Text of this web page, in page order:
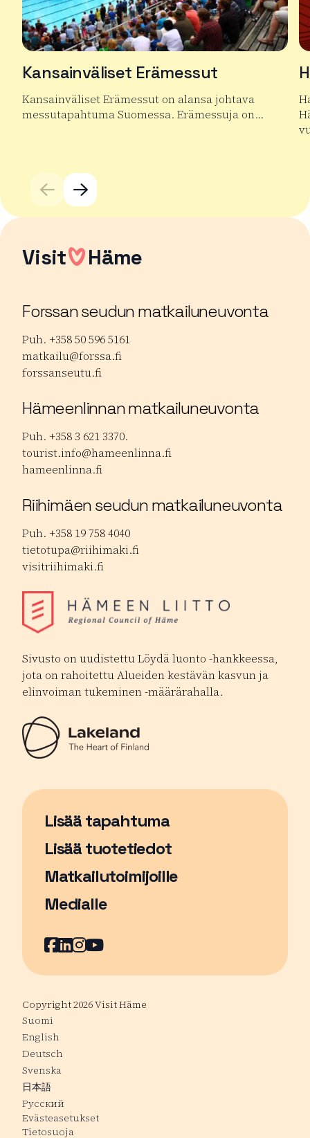
Kansainväliset Erämessut
Kansainväliset Erämessut on alansa johtava
messutapahtuma Suomessa. Erämessuja on…
Visit Häme
Forssan seudun matkailuneuvonta
Puh. +358 50 596 5161
matkailu@forssa.fi
forssanseutu.fi
Hämeenlinnan matkailuneuvonta
Puh. +358 3 621 3370.
tourist.info@hameenlinna.fi
hameenlinna.fi
Riihimäen seudun matkailuneuvonta
Puh. +358 19 758 4040
tietotupa@riihimaki.fi
visitriihimaki.fi
Sivusto on uudistettu Löydä luonto -hankkeessa,
jota on rahoitettu Alueiden kestävän kasvun ja
elinvoiman tukeminen -määrärahalla.
Lisää tapahtuma
Sivu avautuu uudessa ikkunassa
Lisää tuotetiedot
Matkailutoimijoille
Medialle
Facebook
Sivu avautuu uudessa ikkunassa
LinkedIn
Sivu avautuu uudessa ikkunassa
Instagram
Sivu avautuu uudessa
YouTube
Sivu avautuu uudessa
Copyright 2026 Visit Häme
Suomi
English
Deutsch
Svenska
日本語
Русский
Evästeasetukset
Tietosuoja